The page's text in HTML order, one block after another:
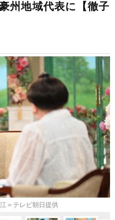
州地域代表に【徹子
＝テレビ朝日提供